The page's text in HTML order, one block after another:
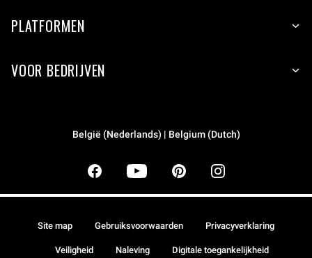
PLATFORMEN
VOOR BEDRIJVEN
België (Nederlands) | Belgium (Dutch)
Site map Gebruiksvoorwaarden Privacyverklaring
Veiligheid Naleving Digitale toegankelijkheid